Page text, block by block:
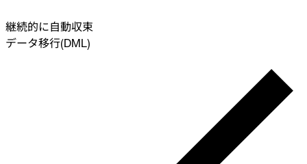
継続的に自動収束
データ移行(DML)